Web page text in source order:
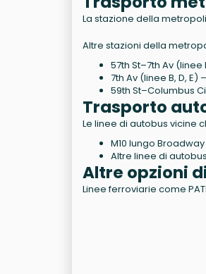
La stazione della
Altre stazioni della
57th St–7th Av (linee
7th Av (linee B, D,
59th St–Columbus
Trasporto
Le linee di autobus vicine
M10 lungo
Altre linee di
Altre opzioni
Linee ferroviarie come